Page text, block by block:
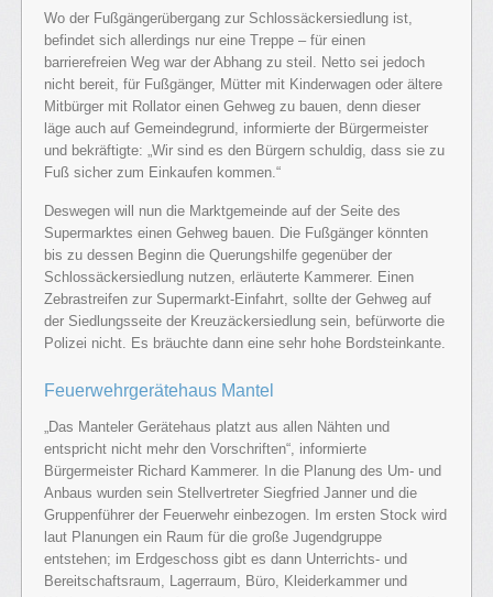
Wo der Fußgängerübergang zur Schlossäckersiedlung ist,
befindet sich allerdings nur eine Treppe – für einen
barrierefreien Weg war der Abhang zu steil. Netto sei jedoch
nicht bereit, für Fußgänger, Mütter mit Kinderwagen oder ältere
Mitbürger mit Rollator einen Gehweg zu bauen, denn dieser
läge auch auf Gemeindegrund, informierte der Bürgermeister
und bekräftigte: „Wir sind es den Bürgern schuldig, dass sie zu
Fuß sicher zum Einkaufen kommen.“
Deswegen will nun die Marktgemeinde auf der Seite des
Supermarktes einen Gehweg bauen. Die Fußgänger könnten
bis zu dessen Beginn die Querungshilfe gegenüber der
Schlossäckersiedlung nutzen, erläuterte Kammerer. Einen
Zebrastreifen zur Supermarkt-Einfahrt, sollte der Gehweg auf
der Siedlungsseite der Kreuzäckersiedlung sein, befürworte die
Polizei nicht. Es bräuchte dann eine sehr hohe Bordsteinkante.
Feuerwehrgerätehaus Mantel
„Das Manteler Gerätehaus platzt aus allen Nähten und
entspricht nicht mehr den Vorschriften“, informierte
Bürgermeister Richard Kammerer. In die Planung des Um- und
Anbaus wurden sein Stellvertreter Siegfried Janner und die
Gruppenführer der Feuerwehr einbezogen. Im ersten Stock wird
laut Planungen ein Raum für die große Jugendgruppe
entstehen; im Erdgeschoss gibt es dann Unterrichts- und
Bereitschaftsraum, Lagerraum, Büro, Kleiderkammer und